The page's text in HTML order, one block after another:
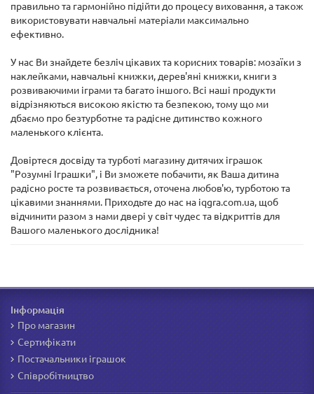
правильно та гармонійно підійти до процесу виховання, а також
використовувати навчальні матеріали максимально
ефективно.
У нас Ви знайдете безліч цікавих та корисних товарів: мозаїки з
наклейками, навчальні книжки, дерев'яні книжки, книги з
розвиваючими іграми та багато іншого. Всі наші продукти
відрізняються високою якістю та безпекою, тому що ми
дбаємо про безтурботне та радісне дитинство кожного
маленького клієнта.
Довіртеся досвіду та турботі магазину дитячих іграшок
"Розумні Іграшки", і Ви зможете побачити, як Ваша дитина
радісно росте та розвивається, оточена любов'ю, турботою та
цікавими знаннями. Приходьте до нас на iqgra.com.ua, щоб
відчинити разом з нами двері у світ чудес та відкриттів для
Вашого маленького дослідника!
Інформація
Про магазин
Сертифікати
Постачальники іграшок
Співробітництво